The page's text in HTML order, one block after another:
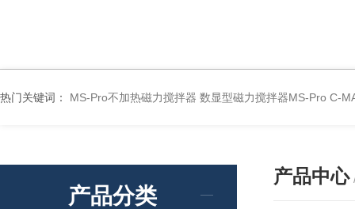
热门关键词： MS-Pro不加热磁力搅拌器 数显型磁力搅拌器MS-Pro C-
产品分类
产品中心